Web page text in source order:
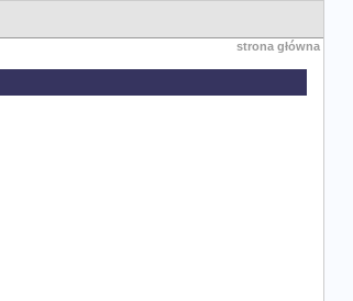
strona główna